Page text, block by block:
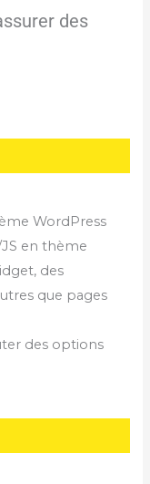
des
WordPress
en thème
des
que pages
des options